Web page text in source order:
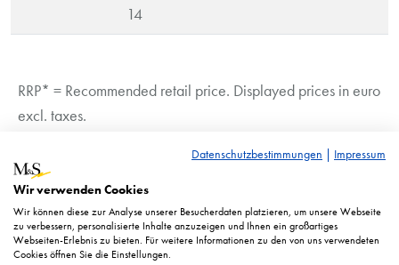
14
RRP* = Recommended retail price. Displayed prices in euro
excl. taxes.
Datenschutzbestimmungen | Impressum
Wir verwenden Cookies
Wir können diese zur Analyse unserer Besucherdaten platzieren, um unsere Webseite
zu verbessern, personalisierte Inhalte anzuzeigen und Ihnen ein großartiges
Webseiten-Erlebnis zu bieten. Für weitere Informationen zu den von uns verwendeten
Cookies öffnen Sie die Einstellungen.